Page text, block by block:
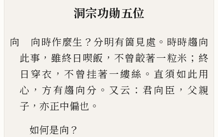
洞宗功勛五位
向 向時作麼生 ？ 分明有箇見處 。 時時趨向
此事 ， 雖終日喫飯 ， 不曾齩著一粒米 ； 終
日穿衣 ， 不曾挂著一縷絲 。 直須如此用
心 ， 方有趨向分 。 又云 ： 君向臣 ， 父親
子 ， 亦正中偏也 。
如何是向 ？